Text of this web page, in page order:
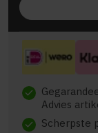
check
Advies
check Scherpste